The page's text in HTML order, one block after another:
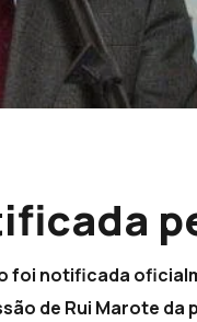
foi notificada
de Rui Marote da